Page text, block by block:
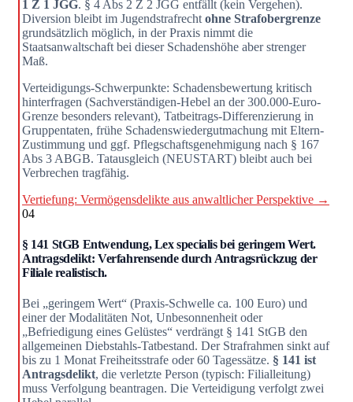
1 Z 1 JGG. § 4 Abs 2 Z 2 JGG entfällt (kein Vergehen).
Diversion bleibt im Jugendstrafrecht ohne Strafobergrenze
grundsätzlich möglich, in der Praxis nimmt die
Staatsanwaltschaft bei dieser Schadenshöhe aber strenger
Maß.
Verteidigungs-Schwerpunkte: Schadensbewertung kritisch
hinterfragen (Sachverständigen-Hebel an der 300.000-Euro-
Grenze besonders relevant), Tatbeitrags-Differenzierung in
Gruppentaten, frühe Schadenswiedergutmachung mit Eltern-
Zustimmung und ggf. Pflegschaftsgenehmigung nach § 167
Abs 3 ABGB. Tatausgleich (NEUSTART) bleibt auch bei
Verbrechen tragfähig.
Vertiefung: Vermögensdelikte aus anwaltlicher Perspektive →
04
§ 141 StGB Entwendung, Lex specialis bei geringem Wert.
Antragsdelikt: Verfahrensende durch Antragsrückzug der
Filiale realistisch.
Bei „geringem Wert“ (Praxis-Schwelle ca. 100 Euro) und
einer der Modalitäten Not, Unbesonnenheit oder
„Befriedigung eines Gelüstes“ verdrängt § 141 StGB den
allgemeinen Diebstahls-Tatbestand. Der Strafrahmen sinkt auf
bis zu 1 Monat Freiheitsstrafe oder 60 Tagessätze. § 141 ist
Antragsdelikt, die verletzte Person (typisch: Filialleitung)
muss Verfolgung beantragen. Die Verteidigung verfolgt zwei